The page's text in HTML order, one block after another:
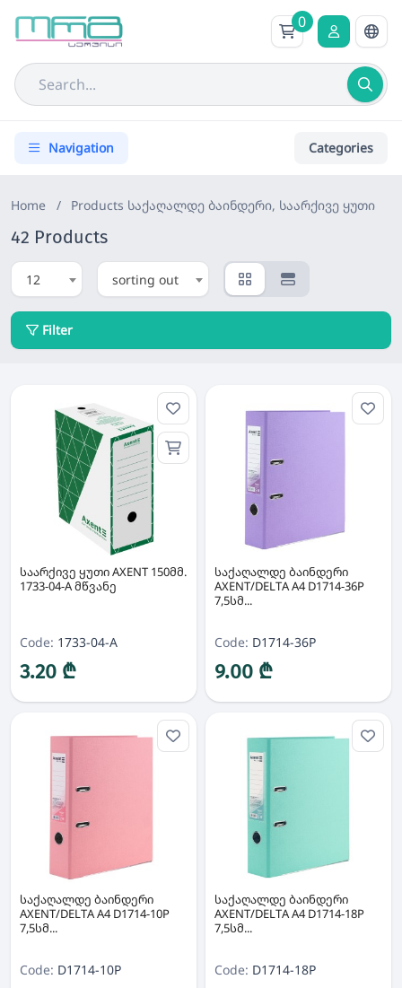
0
Navigation Categories
Home / Products საქაღალდე ბაინდერი, საარქივე ყუთი
42 Products
12 sorting out
Filter
საარქივე ყუთი AXENT 150მმ.
1733-04-A მწვანე
Code: 1733-04-A
3.20 ₾
საქაღალდე ბაინდერი
AXENT/DELTA A4 D1714-36P
7,5სმ...
Code: D1714-36P
9.00 ₾
საქაღალდე ბაინდერი
AXENT/DELTA A4 D1714-10P
7,5სმ...
Code: D1714-10P
საქაღალდე ბაინდერი
AXENT/DELTA A4 D1714-18P
7,5სმ...
Code: D1714-18P